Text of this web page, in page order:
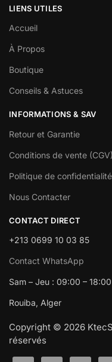
LIENS UTILES
Accueil
À Propos
Boutique
Conseils & Astuces
INFORMATIONS & SAV
Retour et Garantie
Conditions de vente (CGV)
Politique de confidentialité
Nous Contacter
CONTACT DIRECT
+213 0699 10 03 85
Contact WhatsApp
Sam – Jeu : 09:00 – 18:00
Rouiba, Alger
Copyright © 2026
réservés